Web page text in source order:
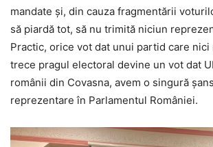
mandate și, din cauza fragmentării
să piardă tot, să nu trimită niciun
Practic, orice vot dat unui partid care nici
trece pragul electoral devine un vot dat
românii din Covasna, avem o singură
reprezentare în Parlamentul României.